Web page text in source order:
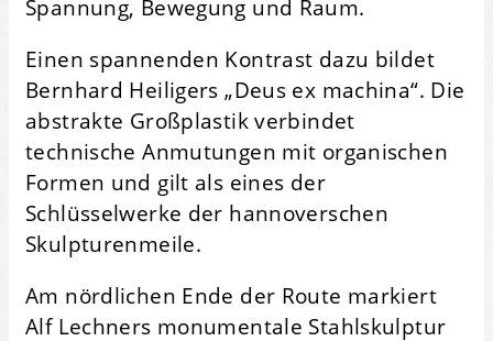
Spannung, Bewegung und Raum.
Einen spannenden Kontrast dazu bildet
Bernhard Heiligers „Deus ex machina“. Die
abstrakte Großplastik verbindet
technische Anmutungen mit organischen
Formen und gilt als eines der
Schlüsselwerke der hannoverschen
Skulpturenmeile.
Am nördlichen Ende der Route markiert
Alf Lechners monumentale Stahlskulptur